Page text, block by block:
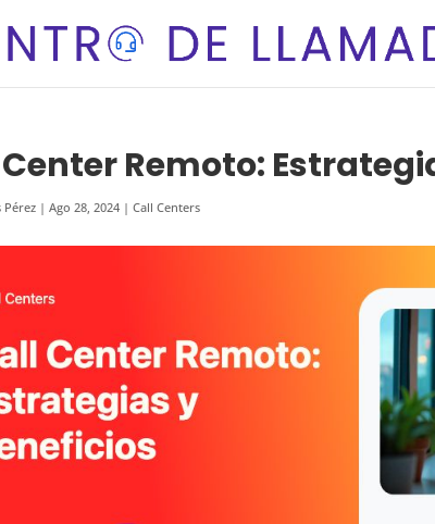
Remoto:
Pérez |Ago 28, 2024 |Call Centers